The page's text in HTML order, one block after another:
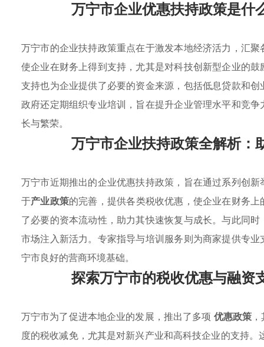
万宁市企业优惠扶持政策是什
万宁市的企业扶持政策重点在于激发本地经济活力，汇聚
使企业在财务上得到支持，尤其是对科技创新型企业的
支持也为企业提供了必要的资金来源，包括低息贷款和
政府还定期组织专业培训，旨在提升企业管理水平和竞
长与繁荣。
万宁市企业扶持政策全解析：
万宁市近期推出的企业优惠扶持政策，旨在通过系列创
于产业政策的完善，提供各类税收优惠，使企业在财务
了必要的资本流动性，助力其快速恢复与成长。与此同
市场注入新活力。专家指导与培训服务则为商家提供专
宁市良好的营商环境基础。
探索万宁市的税收优惠与融资
万宁市为了促进本地企业的发展，推出了多项 优惠政策
度的税收减免，尤其是对新兴产业和高科技企业的支持。